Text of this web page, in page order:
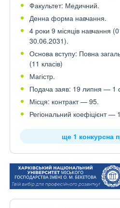
Факультет: Медичний.
Денна форма навчання.
4 роки 9 місяців навчання
30.06.2031).
Основа вступу: Повна
(11 класів)
Магістр.
Подача заяв: 19 липня — 1
Місця: контракт — 95.
Регіональний коефіцієнт —
ще 1 конкурсна